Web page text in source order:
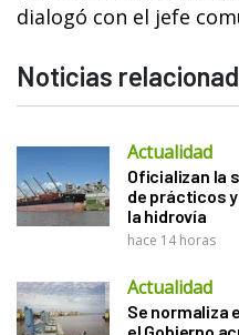
dialogó con el jefe
Noticias
Actualidad
Oficializan la
de prácticos
la hidrovía
hace 14 horas
Actualidad
Se normaliza